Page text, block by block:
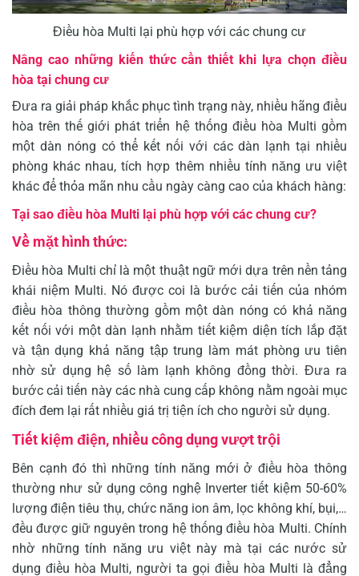
Điều hòa Multi lại phù hợp với các chung cư
Nâng cao những kiến thức cần thiết khi lựa chọn điều
hòa tại chung cư
Đưa ra giải pháp khắc phục tình trạng này, nhiều hãng điều
hòa trên thế giới phát triển hệ thống điều hòa Multi gồm
một dàn nóng có thể kết nối với các dàn lạnh tại nhiều
phòng khác nhau, tích hợp thêm nhiều tính năng ưu việt
khác để thỏa mãn nhu cầu ngày càng cao của khách hàng:
Tại sao điều hòa Multi lại phù hợp với các chung cư?
Về mặt hình thức:
Điều hòa Multi chỉ là một thuật ngữ mới dựa trên nền tảng
khái niệm Multi. Nó được coi là bước cải tiến của nhóm
điều hòa thông thường gồm một dàn nóng có khả năng
kết nối với một dàn lạnh nhằm tiết kiệm diện tích lắp đặt
và tận dụng khả năng tập trung làm mát phòng ưu tiên
nhờ sử dụng hệ số làm lạnh không đồng thời. Đưa ra
bước cải tiến này các nhà cung cấp không nằm ngoài mục
đích đem lại rất nhiều giá trị tiện ích cho người sử dụng.
Tiết kiệm điện, nhiều công dụng vượt trội
Bên cạnh đó thì những tính năng mới ở điều hòa thông
thường như sử dụng công nghệ Inverter tiết kiệm 50-60%
lượng điện tiêu thụ, chức năng ion âm, lọc không khí, bụi,…
đều được giữ nguyên trong hệ thống điều hòa Multi. Chính
nhờ những tính năng ưu việt này mà tại các nước sử
dụng điều hòa Multi, người ta gọi điều hòa Multi là đẳng